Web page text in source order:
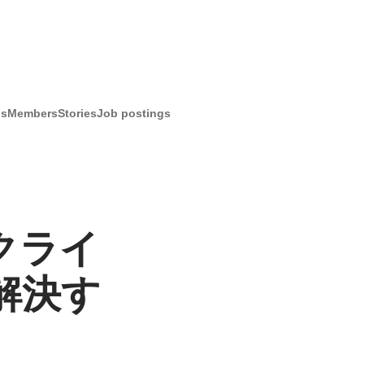
MembersStoriesJob postings
ライ
決す